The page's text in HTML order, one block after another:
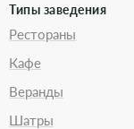
Типы заведения
Рестораны
Кафе
Веранды
Шатры